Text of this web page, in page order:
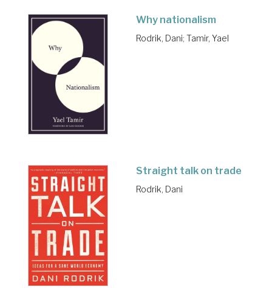
Why nationalism
Rodrik, Dani; Tamir, Yael
Straight talk on trade
Rodrik, Dani